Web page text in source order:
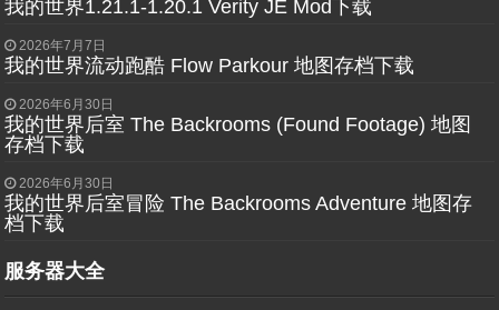
我的世界1.21.1-1.20.1 Verity JE Mod下载
2026年7月7日
我的世界流动跑酷 Flow Parkour 地图存档下载
2026年6月30日
我的世界后室 The Backrooms (Found Footage) 地图
存档下载
2026年6月30日
我的世界后室冒险 The Backrooms Adventure 地图存
档下载
服务器大全